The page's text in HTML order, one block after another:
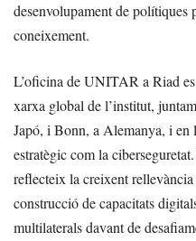
desenvolupament de
coneixement.
L’oficina de UNITAR a Riad
xarxa global de l’institut,
Japó, i Bonn, a Alemanya, i en
estratègic com la
reflecteix la creixent
construcció de capacitats
multilaterals davant de